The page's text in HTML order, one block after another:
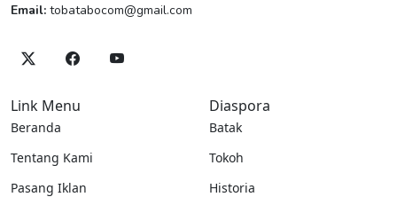
Email: tobatabocom@gmail.com
Link Menu
Beranda
Tentang Kami
Pasang Iklan
Diaspora
Batak
Tokoh
Historia